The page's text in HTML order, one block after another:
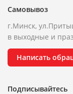
Самовывоз
г.Минск,
в выходные и
Написать
Подписывайтесь